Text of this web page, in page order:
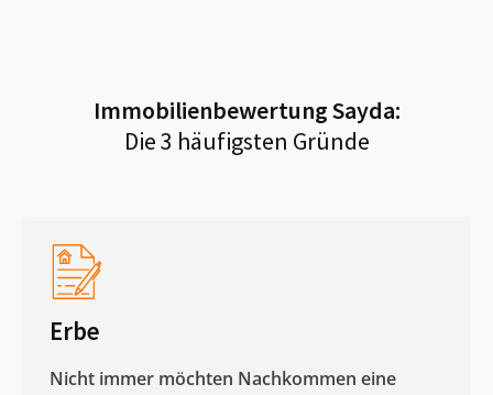
ImmobilienbewertungSayda:
Die 3 häufigsten Gründe
Erbe
Nicht immer möchten Nachkommen eine